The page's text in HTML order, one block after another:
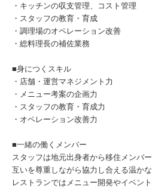
・キッチンの収支管理、コスト管理
・スタッフの教育・育成
・調理場のオペレーション改善
・総料理長の補佐業務
■身につくスキル
・店舗・運営マネジメント力
・メニュー考案の企画力
・スタッフの教育・育成力
・オペレーション改善力
■一緒の働くメンバー
スタッフは地元出身者から移住メンバー
互いを尊重しながら協力し合える温かな
レストランではメニュー開発やイベン